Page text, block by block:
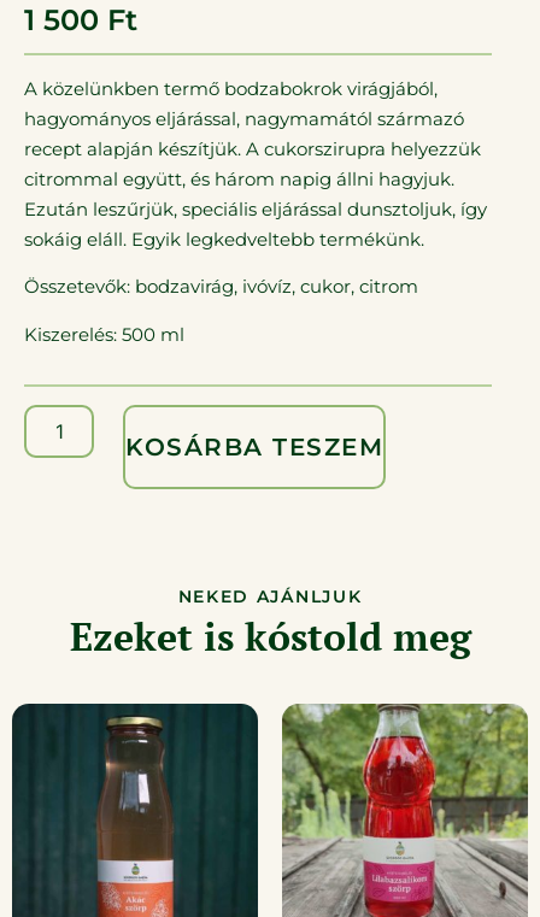
1 500 Ft
A közelünkben termő bodzabokrok virágjából,
hagyományos eljárással, nagymamától származó
recept alapján készítjük. A cukorszirupra helyezzük
citrommal együtt, és három napig állni hagyjuk.
Ezután leszűrjük, speciális eljárással dunsztoljuk, így
sokáig eláll. Egyik legkedveltebb termékünk.
Összetevők: bodzavirág, ivóvíz, cukor, citrom
Kiszerelés: 500 ml
KOSÁRBA TESZEM
NEKED AJÁNLJUK
Ezeket is kóstold meg